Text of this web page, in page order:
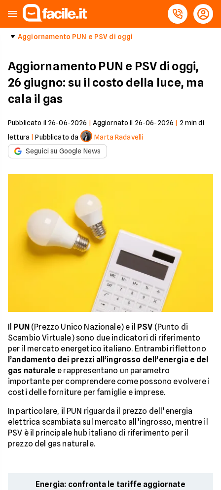
Aggiornamento PUN e PSV di oggi
Aggiornamento PUN e PSV di oggi,
26 giugno: su il costo della luce, ma
cala il gas
Pubblicato il 26-06-2026 Aggiornato il 26-06-2026 2 min di
lettura |Pubblicato da
Marta Radavelli
Seguici su Google News
Il PUN(Prezzo Unico Nazionale) e il PSV (Punto di
Scambio Virtuale) sono due indicatori di riferimento
per il mercato energetico italiano. Entrambi riflettono
l’andamento dei prezzi all’ingrosso dell’energia e del
gas naturale e rappresentano un parametro
importante per comprendere come possono evolvere i
costi delle forniture per famiglie e imprese.
In particolare, il PUN riguarda il prezzo dell’energia
elettrica scambiata sul mercato all’ingrosso, mentre il
PSV è il principale hub italiano di riferimento per il
prezzo del gas naturale.
Energia: confronta le tariffe aggiornate